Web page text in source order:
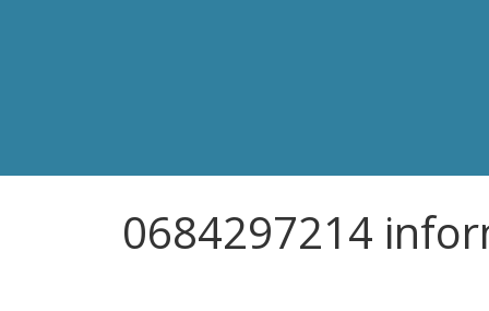
0684297214